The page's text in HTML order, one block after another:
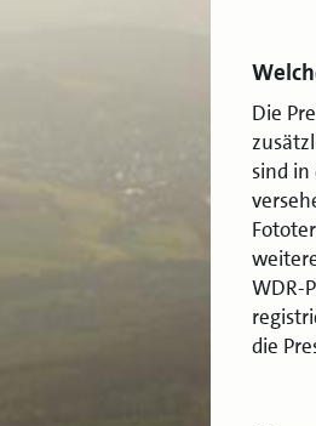
Die
sind in
WDR-
die